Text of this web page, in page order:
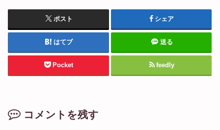
ポスト シェア
はてブ 送る
Pocket feedly
コメントを残す